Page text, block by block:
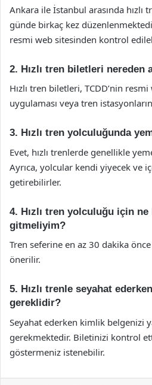
Ankara ile İstanbul arasında hızlı
günde birkaç kez
resmi web sitesinden kontrol
2. Hızlı tren biletleri nereden
Hızlı tren biletleri, TCDD’nin
uygulaması veya tren
3. Hızlı tren yolculuğunda
Evet, hızlı trenlerde genellikle
Ayrıca, yolcular kendi yiyecek ve
getirebilirler.
4. Hızlı tren yolculuğu için ne
gitmeliyim?
Tren seferine en az 30 dakika
önerilir.
5. Hızlı trenle seyahat
gereklidir?
Seyahat ederken kimlik belgenizi
gerekmektedir. Biletinizi kontrol
göstermeniz istenebilir.